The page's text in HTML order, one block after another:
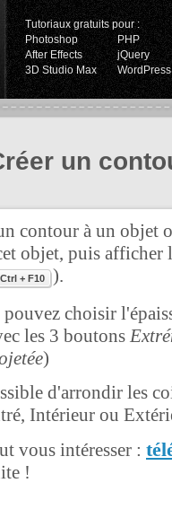
Tutoriaux gratuits pour :
Photoshop
PHP
After Effects
jQuery
3D Studio Max
WordPress
un
contour à un objet
objet, puis afficher
Ctrl + F10
).
choisir
les 3 boutons
)
d'arrondir les
Intérieur ou
vous intéresser :
!